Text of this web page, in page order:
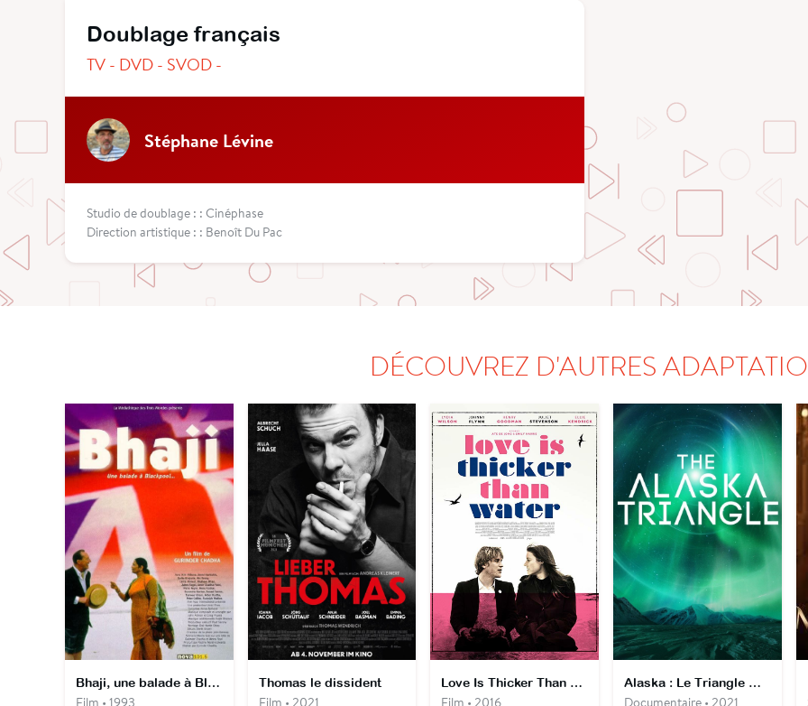
Doublage français
TV - DVD - SVOD -
Stéphane Lévine
Studio de doublage : : Cinéphase
Direction artistique : : Benoît Du Pac
DÉCOUVREZ D'AUTRES
Bhaji, une balade à Blackpool
Film • 1993
Thomas le dissident
Film • 2021
Love Is Thicker Than Water
Film • 2016
Alaska : Le Triangle maudit
Documentaire • 2021